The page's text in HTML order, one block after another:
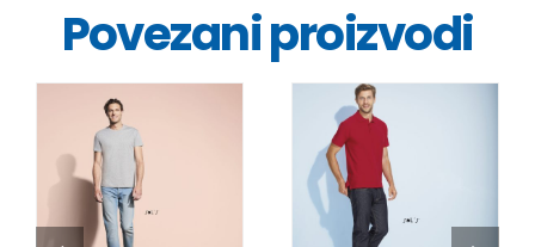
Povezani proizvodi
DETALJI DETALJI